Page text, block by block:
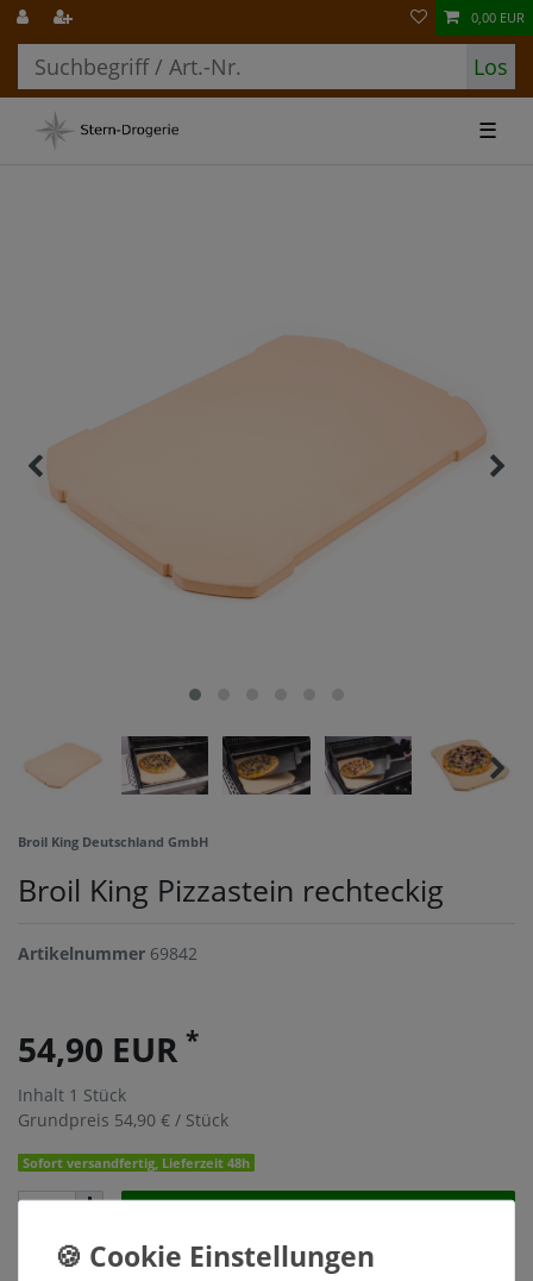
Los
0,00 EUR
☰
Broil King Deutschland GmbH
Broil King Pizzastein rechteckig
Artikelnummer 69842
54,90 EUR *
Inhalt 1 Stück
Grundpreis 54,90 € / Stück
Sofort versandfertig, Lieferzeit 48h